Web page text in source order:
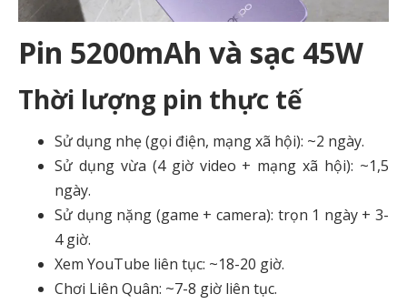
Pin 5200mAh và sạc 45W
Thời lượng pin thực tế
Sử dụng nhẹ (gọi điện, mạng xã hội): ~2 ngày.
Sử dụng vừa (4 giờ video + mạng xã hội): ~1,5
ngày.
Sử dụng nặng (game + camera): trọn 1 ngày + 3-
4 giờ.
Xem YouTube liên tục: ~18-20 giờ.
Chơi Liên Quân: ~7-8 giờ liên tục.